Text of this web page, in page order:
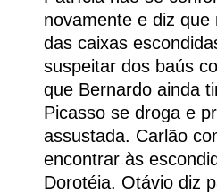
novamente e diz
das caixas
suspeitar dos baús
que Bernardo ainda
Picasso se droga e
assustada. Carlão
encontrar às
Dorotéia. Otávio diz